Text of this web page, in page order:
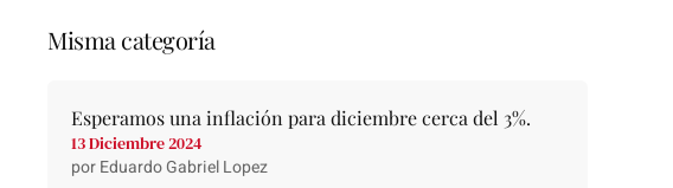
Misma categoría
Esperamos una inflación para diciembre cerca del 3%.
13 Diciembre 2024
por Eduardo Gabriel Lopez